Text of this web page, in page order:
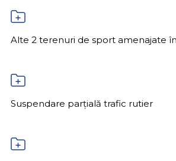
Alte 2 terenuri de sport amenajate
Suspendare parțială trafic rutier